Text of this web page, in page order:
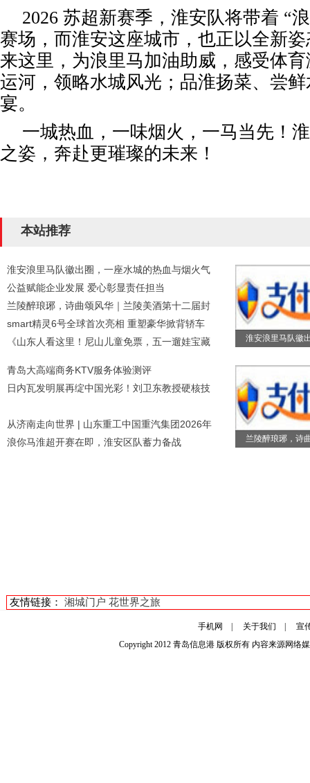
2026 苏超新赛季，淮安队将带着 “
赛场，而淮安这座城市，也正以全新
来这里，为浪里马加油助威，感受体
运河，领略水城风光；品淮扬菜、尝
宴。
一城热血，一味烟火，一马当先！
之姿，奔赴更璀璨的未来！
本站推荐
淮安浪里马队徽出圈，一座水城的热血与烟火气
公益赋能企业发展 爱心彰显责任担当
兰陵醉琅琊，诗曲颂风华｜兰陵美酒第十二届封
smart精灵6号全球首次亮相 重塑豪华掀背轿车
《山东人看这里！尼山儿童免票，五一遛娃宝藏
青岛大高端商务KTV服务体验测评
日内瓦发明展再绽中国光彩！刘卫东教授硬核技
从济南走向世界 | 山东重工中国重汽集团2026年
浪你马淮超开赛在即，淮安区队蓄力备战
淮安浪里马队徽
兰陵醉琅琊，诗
友情链接： 湘城门户 花世界之旅
手机网 关于我们 |宣
Copyright 2012青岛信息港 版权所有 内容来源网络